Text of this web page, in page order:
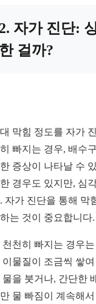
자가 진단:
걸까?
막힘 정도를 자가
빠지는 경우, 배수
증상이 나타날 수
경우도 있지만, 심
자가 진단을 통해 막
는 것이 중요합니다.
천천히 빠지는 경우
이물질이 조금씩 쌓
물을 붓거나, 간단한
물 빠짐이 계속해